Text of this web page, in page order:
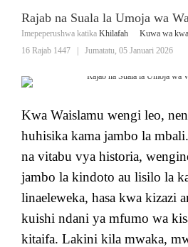
Rajab na Suala la Umoja wa
Imepeperushwa katika Khilafah
Kuwa wa
16 Rajab 1447
Jumatatu, 05 Januari 2026
Kwa Waislamu wengi leo,
huhisika kama jambo la
na vitabu vya historia,
jambo la kindoto au lisilo la
linaeleweka, hasa kwa kizazi
kuishi ndani ya mfumo wa
kitaifa. Lakini kila mwaka,